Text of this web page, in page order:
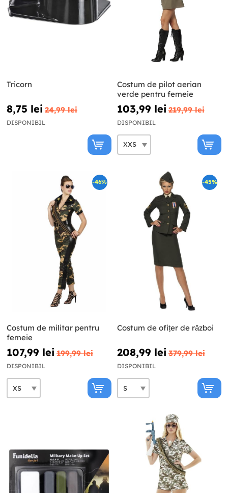
Tricorn
8,75 lei 24,99 lei
DISPONIBIL
Costum de pilot aerian
verde pentru femeie
103,99 lei 219,99 lei
DISPONIBIL
-46%
Costum de militar pentru
femeie
107,99 lei 199,99 lei
DISPONIBIL
-45%
Costum de ofițer de război
208,99 lei 379,99 lei
DISPONIBIL